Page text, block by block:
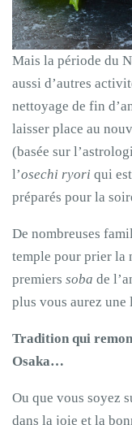
Mais la période du
aussi d’autres
nettoyage de fin
laisser place au
(basée sur
l’osechi ryori qui
préparés pour la
De nombreuses
temple pour prier la
premiers soba de
plus vous aurez
Tradition qui
Osaka…
Ou que vous soyez
dans la joie et la